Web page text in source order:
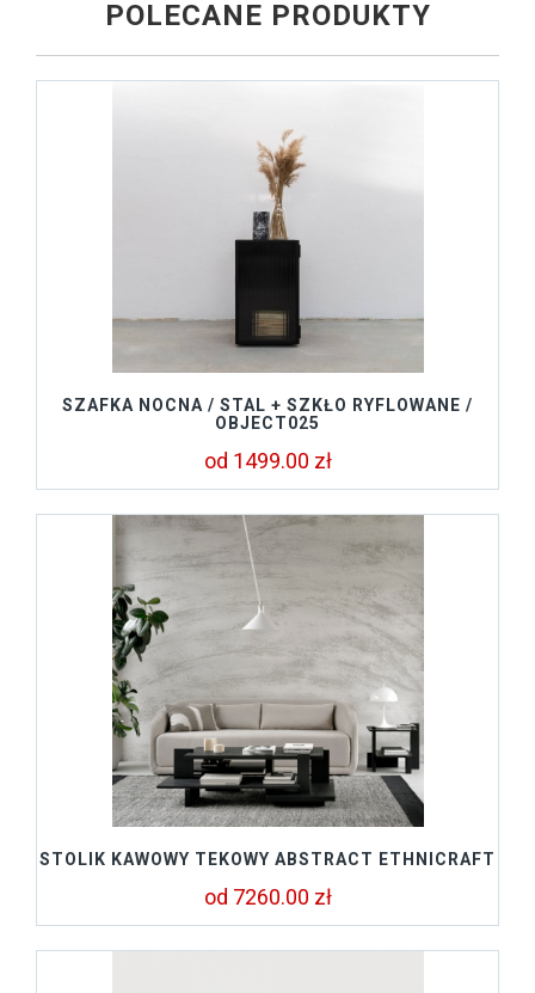
POLECANE PRODUKTY
SZAFKA NOCNA / STAL + SZKŁO RYFLOWANE /
OBJECT025
od 1499.00 zł
STOLIK KAWOWY TEKOWY ABSTRACT ETHNICRAFT
od 7260.00 zł